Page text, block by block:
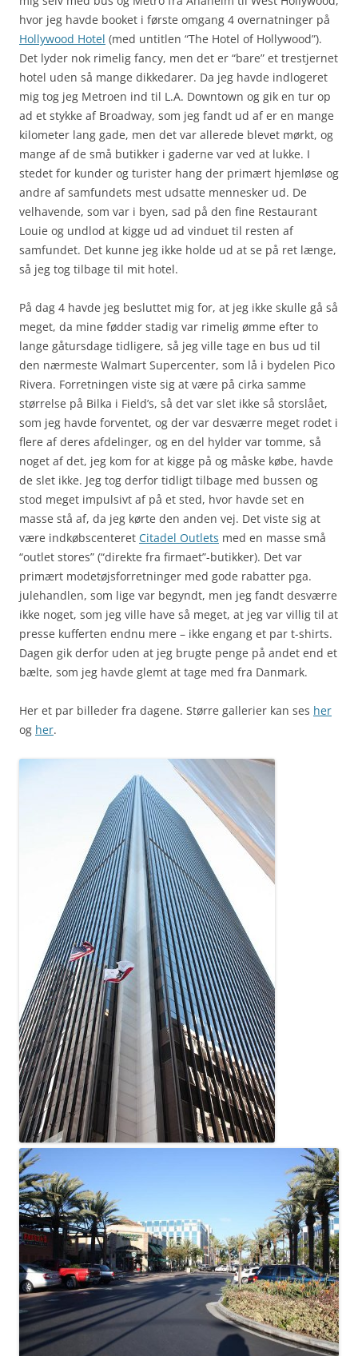
hvor jeg havde booket i første omgang 4 overnatninger på
Hollywood Hotel (med untitlen “The Hotel of Hollywood”).
Det lyder nok rimelig fancy, men det er “bare” et trestjernet
hotel uden så mange dikkedarer. Da jeg havde indlogeret
mig tog jeg Metroen ind til L.A. Downtown og gik en tur op
ad et stykke af Broadway, som jeg fandt ud af er en mange
kilometer lang gade, men det var allerede blevet mørkt, og
mange af de små butikker i gaderne var ved at lukke. I
stedet for kunder og turister hang der primært hjemløse og
andre af samfundets mest udsatte mennesker ud. De
velhavende, som var i byen, sad på den fine Restaurant
Louie og undlod at kigge ud ad vinduet til resten af
samfundet. Det kunne jeg ikke holde ud at se på ret længe,
så jeg tog tilbage til mit hotel.
På dag 4 havde jeg besluttet mig for, at jeg ikke skulle gå så
meget, da mine fødder stadig var rimelig ømme efter to
lange gåtursdage tidligere, så jeg ville tage en bus ud til
den nærmeste Walmart Supercenter, som lå i bydelen Pico
Rivera. Forretningen viste sig at være på cirka samme
størrelse på Bilka i Field’s, så det var slet ikke så storslået,
som jeg havde forventet, og der var desværre meget rodet i
flere af deres afdelinger, og en del hylder var tomme, så
noget af det, jeg kom for at kigge på og måske købe, havde
de slet ikke. Jeg tog derfor tidligt tilbage med bussen og
stod meget impulsivt af på et sted, hvor havde set en
masse stå af, da jeg kørte den anden vej. Det viste sig at
være indkøbscenteret Citadel Outlets med en masse små
“outlet stores” (“direkte fra firmaet”-butikker). Det var
primært modetøjsforretninger med gode rabatter pga.
julehandlen, som lige var begyndt, men jeg fandt desværre
ikke noget, som jeg ville have så meget, at jeg var villig til at
presse kufferten endnu mere – ikke engang et par t-shirts.
Dagen gik derfor uden at jeg brugte penge på andet end et
bælte, som jeg havde glemt at tage med fra Danmark.
Her et par billeder fra dagene. Større gallerier kan ses her
og her.